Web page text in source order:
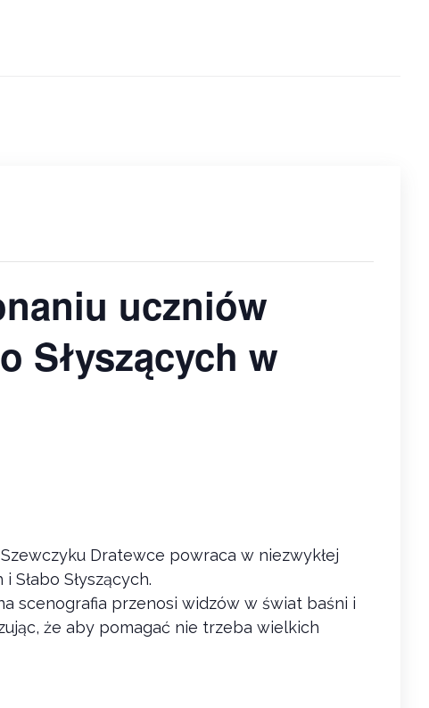
uczniów
Słyszących w
Dratewce powraca w niezwykłej
Słyszących.
scenografia przenosi widzów w świat baśni i
że aby pomagać nie trzeba wielkich